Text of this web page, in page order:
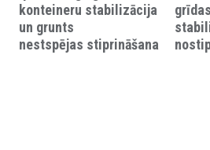
konteineru stabilizācija
un grunts
nestspējas stiprināšana